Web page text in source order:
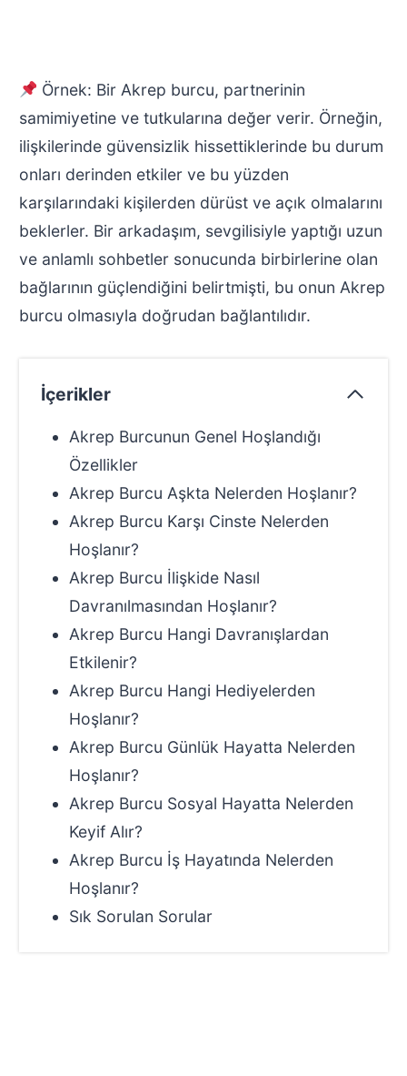
Örnek: Bir Akrep burcu, partnerinin
samimiyetine ve tutkularına değer verir. Örneğin,
ilişkilerinde güvensizlik hissettiklerinde bu durum
onları derinden etkiler ve bu yüzden
karşılarındaki kişilerden dürüst ve açık olmalarını
beklerler. Bir arkadaşım, sevgilisiyle yaptığı uzun
ve anlamlı sohbetler sonucunda birbirlerine olan
bağlarının güçlendiğini belirtmişti, bu onun Akrep
burcu olmasıyla doğrudan bağlantılıdır.
İçerikler
Akrep Burcunun Genel Hoşlandığı
Özellikler
Akrep Burcu Aşkta Nelerden Hoşlanır?
Akrep Burcu Karşı Cinste Nelerden
Hoşlanır?
Akrep Burcu İlişkide Nasıl
Davranılmasından Hoşlanır?
Akrep Burcu Hangi Davranışlardan
Etkilenir?
Akrep Burcu Hangi Hediyelerden
Hoşlanır?
Akrep Burcu Günlük Hayatta Nelerden
Hoşlanır?
Akrep Burcu Sosyal Hayatta Nelerden
Keyif Alır?
Akrep Burcu İş Hayatında Nelerden
Hoşlanır?
Sık Sorulan Sorular